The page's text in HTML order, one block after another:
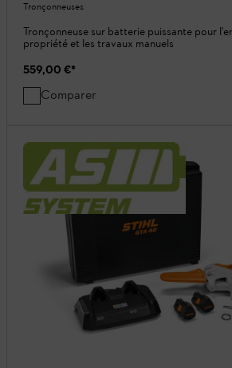
Tronçonneuses
Tronçonneuse sur batterie puissante pour
propriété et les travaux manuels
559,00 €*
Comparer